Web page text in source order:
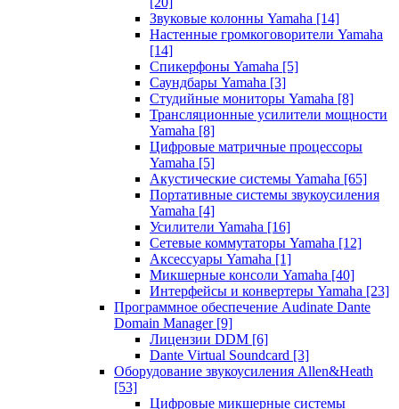
Звуковые колонны Yamaha [14]
Настенные громкоговорители Yamaha
[14]
Спикерфоны Yamaha [5]
Саундбары Yamaha [3]
Студийные мониторы Yamaha [8]
Трансляционные усилители мощности
Yamaha [8]
Цифровые матричные процессоры
Yamaha [5]
Акустические системы Yamaha [65]
Портативные системы звукоусиления
Yamaha [4]
Усилители Yamaha [16]
Сетевые коммутаторы Yamaha [12]
Аксессуары Yamaha [1]
Микшерные консоли Yamaha [40]
Интерфейсы и конвертеры Yamaha [23]
Программное обеспечение Audinate Dante
Domain Manager [9]
Лицензии DDM [6]
Dante Virtual Soundcard [3]
Оборудование звукоусиления Allen&Heath
[53]
Цифровые микшерные системы